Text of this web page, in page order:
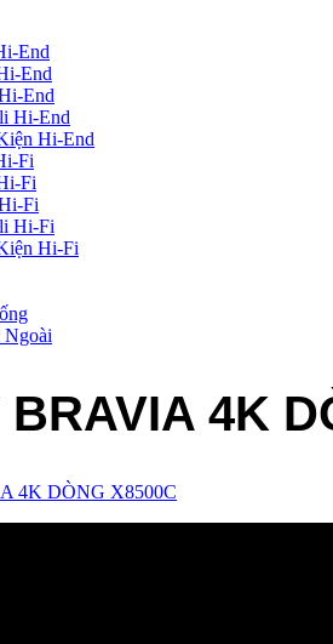
End
End
End
Hi-End
Hi-End
Fi
Fi
Fi
Hi-Fi
Hi-Fi
Ngoài
BRAVIA 4K